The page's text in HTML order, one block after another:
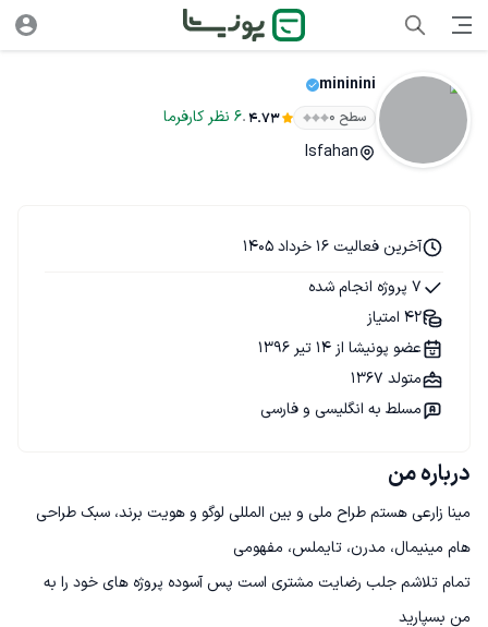
mininini
سطح ۰ 4.73
.
6 نظر کارفرما
Isfahan
درباره من
مینا زارعی هستم طراح ملی و بین المللی لوگو و هویت برند، سبک طراحی
تمام تلاشم جلب رضایت مشتری است پس آسوده پروژه های خود را به
من بسپارید
آخرین فعالیت 16 خرداد 1405
7 پروژه انجام شده
42 امتیاز
عضو پونیشا از 14 تیر 1396
متولد 1367
مسلط به انگلیسی و فارسی